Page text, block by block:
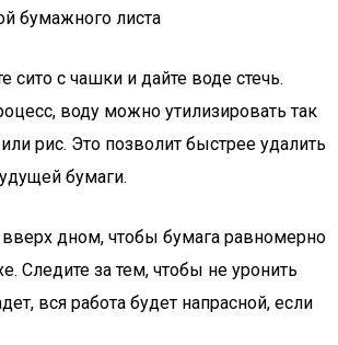
бумажного листа
сито с чашки и дайте воде стечь.
воду можно утилизировать так
рис. Это позволит быстрее удалить
бумаги.
дном, чтобы бумага равномерно
Следите за тем, чтобы не уронить
вся работа будет напрасной, если